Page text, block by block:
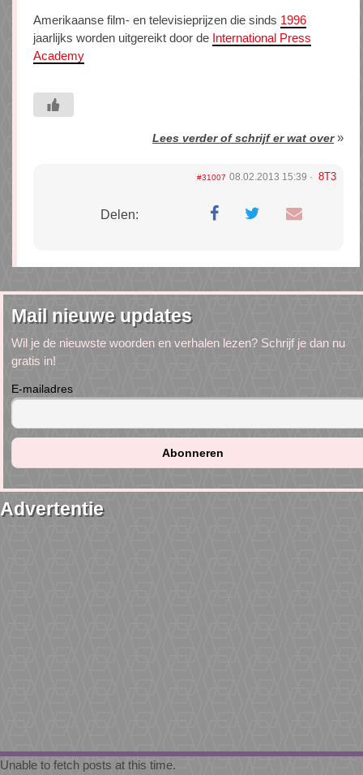
Amerikaanse film- en televisieprijzen die sinds 1996
jaarlijks worden uitgereikt door de International Press
Academy
Lees verder of schrijf er wat over»
#31007 08.02.2013 15:39 8T3
Delen:
Mail nieuwe updates
Wil je de nieuwste woorden en verhalen lezen? Schrijf je dan nu
gratis in!
E-mailadres
Advertentie
Unable to fetch posts at this time.